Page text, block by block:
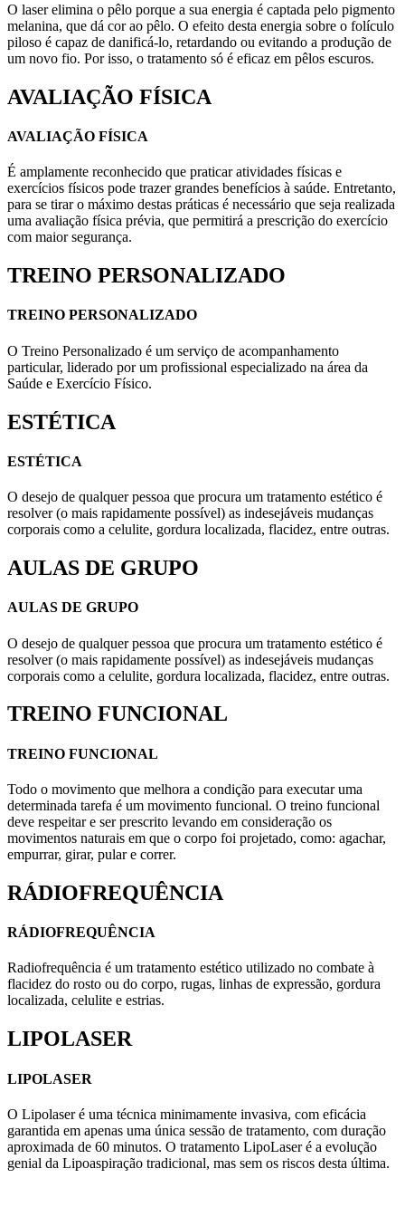
O laser elimina o pêlo porque a sua energia é captada pelo pigmento
melanina, que dá cor ao pêlo. O efeito desta energia sobre o folículo
piloso é capaz de danificá-lo, retardando ou evitando a produção de
um novo fio. Por isso, o tratamento só é eficaz em pêlos escuros.
AVALIAÇÃO FÍSICA
AVALIAÇÃO FÍSICA
É amplamente reconhecido que praticar atividades físicas e
exercícios físicos pode trazer grandes benefícios à saúde. Entretanto,
para se tirar o máximo destas práticas é necessário que seja realizada
uma avaliação física prévia, que permitirá a prescrição do exercício
com maior segurança.
TREINO PERSONALIZADO
TREINO PERSONALIZADO
O Treino Personalizado é um serviço de acompanhamento
particular, liderado por um profissional especializado na área da
Saúde e Exercício Físico.
ESTÉTICA
ESTÉTICA
O desejo de qualquer pessoa que procura um tratamento estético é
resolver (o mais rapidamente possível) as indesejáveis mudanças
corporais como a celulite, gordura localizada, flacidez, entre outras.
AULAS DE GRUPO
AULAS DE GRUPO
O desejo de qualquer pessoa que procura um tratamento estético é
resolver (o mais rapidamente possível) as indesejáveis mudanças
corporais como a celulite, gordura localizada, flacidez, entre outras.
TREINO FUNCIONAL
TREINO FUNCIONAL
Todo o movimento que melhora a condição para executar uma
determinada tarefa é um movimento funcional. O treino funcional
deve respeitar e ser prescrito levando em consideração os
movimentos naturais em que o corpo foi projetado, como: agachar,
empurrar, girar, pular e correr.
RÁDIOFREQUÊNCIA
RÁDIOFREQUÊNCIA
Radiofrequência é um tratamento estético utilizado no combate à
flacidez do rosto ou do corpo, rugas, linhas de expressão, gordura
localizada, celulite e estrias.
LIPOLASER
LIPOLASER
O Lipolaser é uma técnica minimamente invasiva, com eficácia
garantida em apenas uma única sessão de tratamento, com duração
aproximada de 60 minutos. O tratamento LipoLaser é a evolução
genial da Lipoaspiração tradicional, mas sem os riscos desta última.